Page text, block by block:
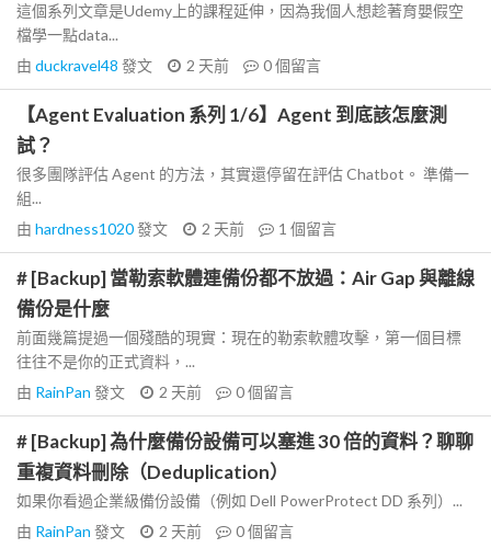
這個系列文章是Udemy上的課程延伸，因為我個人想趁著育嬰假空
檔學一點data...
由 duckravel48 發文 2 天前 0個留言
【Agent Evaluation 系列 1/6】Agent 到底該怎麼測
試？
很多團隊評估 Agent 的方法，其實還停留在評估 Chatbot。 準備一
組...
由 hardness1020發文 2 天前 1 個留言
# [Backup] 當勒索軟體連備份都不放過：Air Gap 與離線
備份是什麼
前面幾篇提過一個殘酷的現實：現在的勒索軟體攻擊，第一個目標
往往不是你的正式資料，...
由 RainPan 發文 2 天前 0個留言
# [Backup] 為什麼備份設備可以塞進 30 倍的資料？聊聊
重複資料刪除（Deduplication）
如果你看過企業級備份設備（例如 Dell PowerProtect DD 系列）...
由 RainPan 發文 2 天前 0個留言